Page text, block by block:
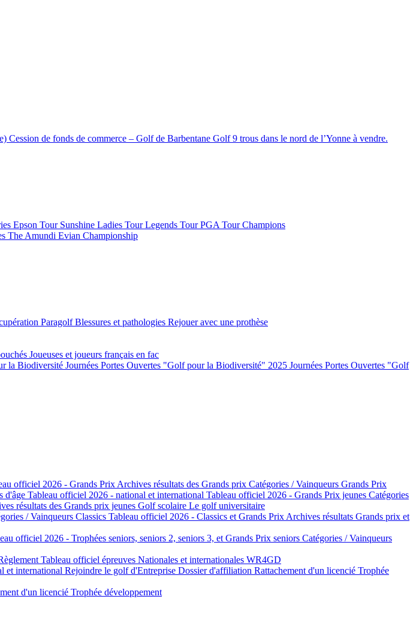
Cession de fonds de commerce – Golf de Barbentane Golf 9 trous dans le nord de l’Yonne à vendre.
Epson Tour Sunshine Ladies TourLegends TourPGA Tour Champions
The Amundi Evian Championship
ParagolfBlessures et pathologies Rejouer avec une prothèse
Joueuses et joueurs français en fac
la Biodiversité Journées Portes Ouvertes "Golf pour la Biodiversité" 2025 Journées Portes Ouvertes "Golf
officiel 2026 - Grands Prix Archives résultats des Grands prix Catégories / Vainqueurs Grands Prix
d'âge Tableau officiel 2026 - national et international Tableau officiel 2026 - Grands Prix jeunes Catégories
résultats des Grands prix jeunes Golf scolaire Le golf universitaire
/ Vainqueurs Classics Tableau officiel 2026 - Classics et Grands Prix Archives résultats Grands prix et
officiel 2026 - Trophées seniors, seniors 2, seniors 3, et Grands Prix seniors Catégories / Vainqueurs
Tableau officiel épreuves Nationales et internationales WR4GD
et international Rejoindre le golf d'Entreprise Dossier d'affiliation Rattachement d'un licencié Trophée
d'un licencié Trophée développement